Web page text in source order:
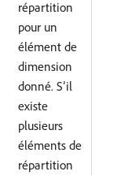
répartition
pour un
élément de
dimension
donné. S’il
existe
plusieurs
éléments de
répartition